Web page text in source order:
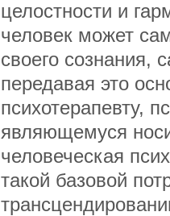
целостности и
человек может
своего сознания,
передавая это
психотерапевту,
являющемуся
человеческая
такой базовой